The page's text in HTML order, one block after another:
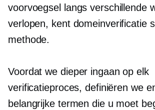
voorvoegsel langs verschillende
verlopen, kent domeinverificatie
methode.
Voordat we dieper ingaan op elk
verificatieproces, definiëren we
belangrijke termen die u moet